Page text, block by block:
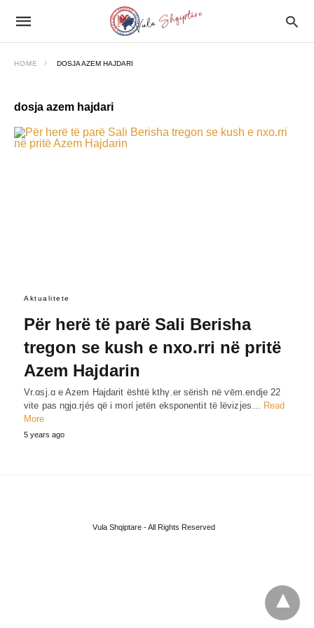
HOME DOSJA AZEM HAJDARI
dosja azem hajdari
Aktualitete
Për herë të parë Sali Berisha
tregon se kush e nxo.rri në pritë
Azem Hajdarin
Vr.ɑsj.ɑ e Azem Hajdarit është kthγ.er sërish në ѵēm.endje 22
vite pas ngjɑ.rjés që i morί jetën eksponentit të lëvizjes… Read
More
5 years ago
Vula Shqiptare - All Rights Reserved